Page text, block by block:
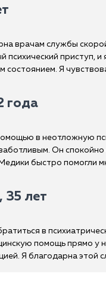
врачам службы
психический приступ,
состоянием. Я
года
в неотложную
Он
быстро помогли
35 лет
в
помощь прямо у
Я благодарна этой